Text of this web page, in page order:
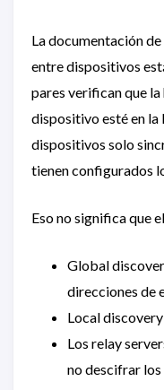
La documentación
entre dispositivos
pares verifican que
dispositivo esté en la
dispositivos solo
tienen configurados
Eso no significa que
Global
direcciones de
Local
Los relay
no descifrar los